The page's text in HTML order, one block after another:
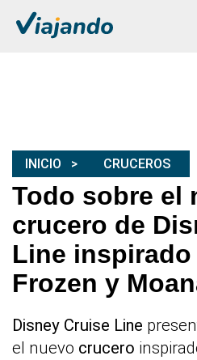
INICIO CRUCEROS
Todo sobre el
crucero de
Line
Frozen y
Disney Cruise Line
el nuevo crucero